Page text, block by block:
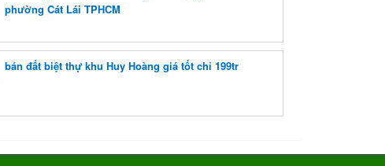
phường Cát Lái TPHCM
bán đất biệt thự khu Huy Hoàng giá tốt chỉ 199tr